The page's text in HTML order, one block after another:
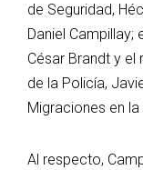
de Seguridad,
Daniel Campillay;
César Brandt y
de la Policía,
Migraciones en
Al respecto,